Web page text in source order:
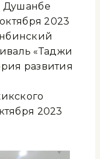
Душанбе
2023
«Таджи
развития
2023